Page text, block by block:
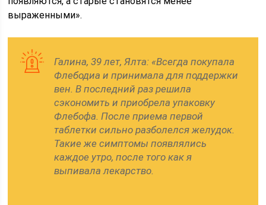
выраженными».
Галина, 39 лет, Ялта: «Всегда покупала
Флебодиа и принимала для поддержки
вен. В последний раз решила
сэкономить и приобрела упаковку
Флебофа. После приема первой
таблетки сильно разболелся желудок.
Такие же симптомы появлялись
каждое утро, после того как я
выпивала лекарство.